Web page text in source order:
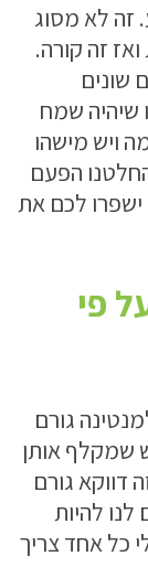
זה לא מסוג
זה קורה.
שונים
שיהיה שמח
ויש מישהו
הפעם
לכם את
פי
גורם
שמקלף אותן
דווקא גורם
להיות
כל אחד צריך